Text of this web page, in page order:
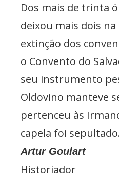
Dos mais de trinta
deixou mais dois
extinção dos
o Convento do
seu instrumento
Oldovino manteve
pertenceu às
capela foi
Artur Goulart
Historiador